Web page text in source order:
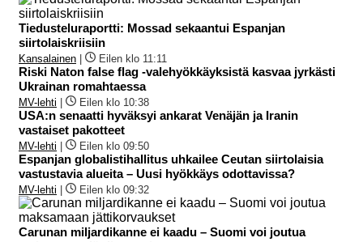
Tiedusteluraportti: Mossad sekaantui Espanjan
siirtolaiskriisiin
Kansalainen Eilen klo 11:11
Riski Naton false flag -valehyökkäyksistä kasvaa jyrkästi
Ukrainan romahtaessa
MV-lehti Eilen klo 10:38
USA:n senaatti hyväksyi ankarat Venäjän ja Iranin
vastaiset pakotteet
MV-lehti Eilen klo 09:50
Espanjan globalistihallitus uhkailee Ceutan siirtolaisia
vastustavia alueita – Uusi hyökkäys odottavissa?
MV-lehti Eilen klo 09:32
Carunan miljardikanne ei kaadu – Suomi voi joutua